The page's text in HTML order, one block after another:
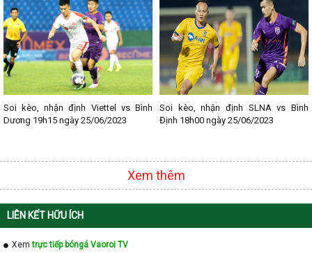
Soi kèo, nhận định Viettel vs Bình
Dương 19h15 ngày 25/06/2023
Soi kèo, nhận định SLNA vs Bình
Định 18h00 ngày 25/06/2023
Xem thêm
LIÊN KẾT HỮU ÍCH
Xemtrực tiếp bóngá Vaoroi TV